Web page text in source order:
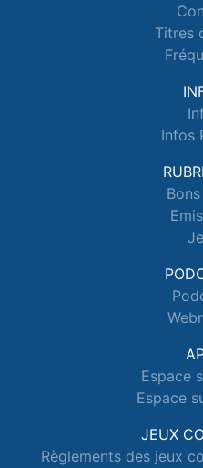
Titres
Infos
Espace
Espace
JEUX
Règlements des jeux